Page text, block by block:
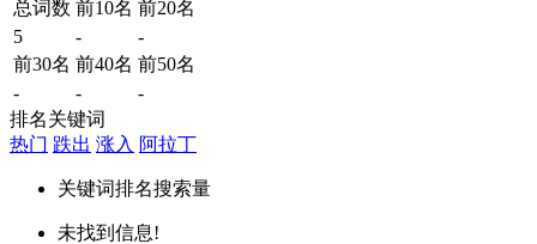
总词数 前10名 前20名
5
-
-
前30名 前40名 前50名
-
-
-
排名关键词
热门 跌出 涨入 阿拉丁
关键词排名搜索量
未找到信息!